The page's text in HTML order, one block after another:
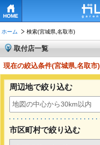
ホーム 検索(宮城県,名取市)
取付店一覧
現在の絞込条件(宮城県,名取市)
周辺地で絞り込む
市区町村で絞り込む